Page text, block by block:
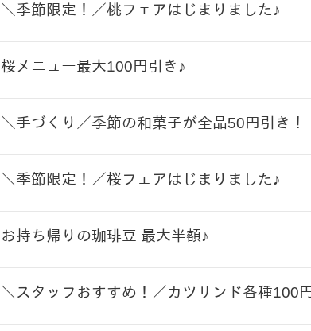
＼季節限定！／桃フェアはじまりました♪
桜メニュー最大100円引き♪
＼手づくり／季節の和菓子が全品50円引き！
＼季節限定！／桜フェアはじまりました♪
お持ち帰りの珈琲豆 最大半額♪
＼スタッフおすすめ！／カツサンド各種100